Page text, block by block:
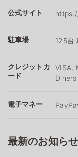
公式サイト
駐車場 125台
クレジットカ
ード
VISA,
電子マネー
最新のお知らせ